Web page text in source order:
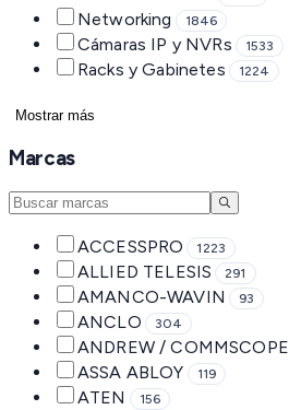
Networking 1846
Cámaras IP y NVRs 1533
Racks y Gabinetes 1224
Mostrar más
Marcas
ACCESSPRO 1223
ALLIED TELESIS 291
AMANCO-WAVIN 93
ANCLO 304
ANDREW / COMMSCOPE
ASSA ABLOY 119
ATEN 156